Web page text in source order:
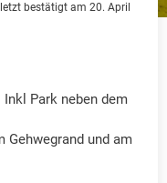
bestätigt am 20. April
Park neben dem
Gehwegrand und am